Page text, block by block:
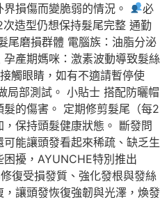
損傷而變脆弱的情況。
必
造型仍想保持髮尾完整 通勤
尾磨損群體 電腦族：油脂分泌
產期媽咪：激素波動導致髮絲
觸眼睛，如有不適請暫停使
局部測試。 小貼士 搭配防曬帽
的傷害。 定期修剪髮尾（每2
保持頭髮健康狀態。 斷發問
能讓頭發看起來稀疏、缺乏生
擾，AYUNCHE特別推出
復受損發質、強化發根與發絲
讓頭發恢復強韌與光澤，煥發